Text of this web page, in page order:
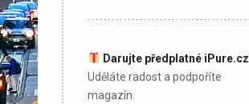
Darujte předplatné iPure.cz
Uděláte radost a podpoříte
magazín.